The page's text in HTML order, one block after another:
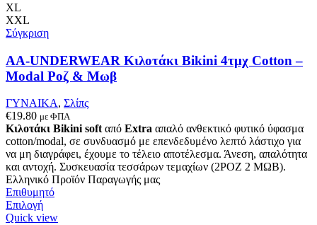
Οι
μπορούν
να
επιλεγούν
σελίδα
του
προϊόντος
XL
XXL
Σύγκριση
AA-UNDERWEAR Κιλοτάκι Bikini 4τμχ Cotton –
Modal Ροζ & Μωβ
ΓΥΝΑΙΚΑ, Σλίπς
€19.80 με ΦΠΑ
Κιλοτάκι Bikini soft από Extra απαλό ανθεκτικό φυτικό ύφασμα
cotton/modal, σε συνδυασμό με επενδεδυμένο λεπτό λάστιχο για
να μη διαγράφει, έχουμε το τέλειο αποτέλεσμα. Άνεση, απαλότητα
και αντοχή. Συσκευασία τεσσάρων τεμαχίων (2ΡΟΖ 2 ΜΩΒ).
Ελληνικό Προϊόν Παραγωγής μας
Επιθυμητό
ΕπιλογήΑυτό
το
Quick view